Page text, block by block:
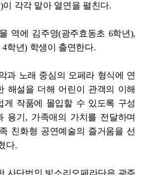
이 각각 맡아 열연을 펼친다.
역에 김주영(광주효동초 6학년),
학년) 학생이 출연한다.
과 노래 중심의 오페라 형식에 연
해설을 더해 어린이 관객의 이해
게 작품에 몰입할 수 있도록 구성
용기, 가족애의 가치를 전달하며
친화형 공연예술의 즐거움을 선
다.